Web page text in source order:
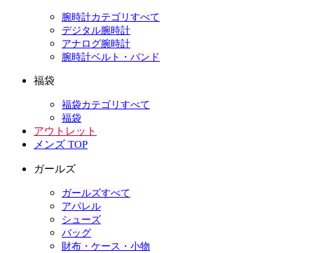
腕時計カテゴリすべて
デジタル腕時計
アナログ腕時計
腕時計ベルト・バンド
福袋
福袋カテゴリすべて
福袋
アウトレット
メンズ TOP
ガールズ
ガールズすべて
アパレル
シューズ
バッグ
財布・ケース・小物